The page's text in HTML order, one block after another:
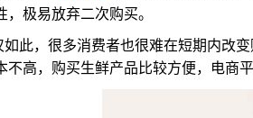
，极易放弃二次购买。
如此，很多消费者也很难在短期内改
不高，购买生鲜产品比较方便，电商